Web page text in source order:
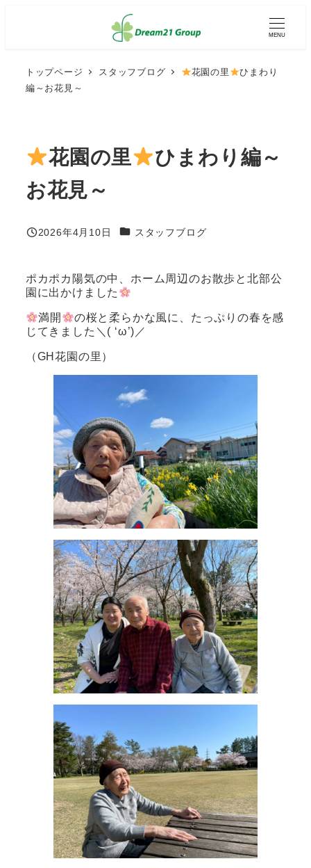
MENU
トップページ スタッフブログ 花園の里
ひまわり
編～お花見～
花園の里
ひまわり編～
お花見～
投稿日
2026年4月10日 カテゴリー
スタッフブログ
ポカポカ陽気の中、ホーム周辺のお散歩と北部公
園に出かけました
満開
の桜と柔らかな風に、たっぷりの春を感
じてきました＼( ‘ω’)／
（GH花園の里）